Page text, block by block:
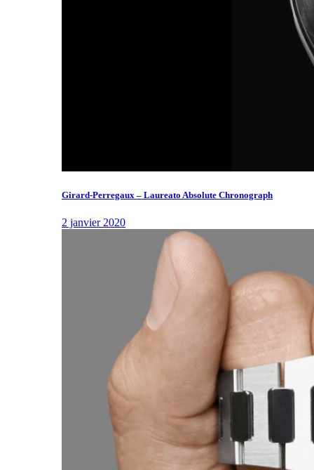
Girard-Perregaux – Laureato Absolute Chronograph
2 janvier 2020